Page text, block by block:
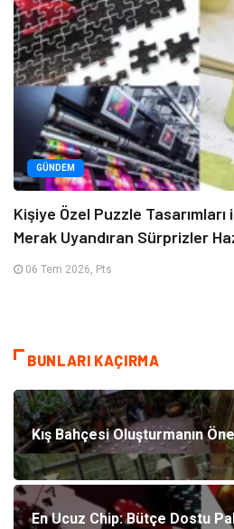
GÜNDEM
Kişiye Özel Puzzle
Merak Uyandıran Sürprizler
06 Tem 2026, Pts
BUNLARI KAÇIRMA
Kış Bahçesi Oluşturmanın
En Ucuz Chip: Bütçe Dostu